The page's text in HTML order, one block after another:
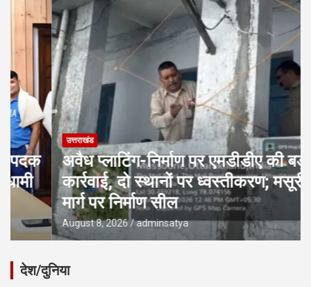
उत्तराखंड
अवैध प्लाटिंग-निर्माण पर एमडीडीए की बड़ी
कार्रवाई, दो स्थानों पर ध्वस्तीकरण; मसूरी
मार्ग पर निर्माण सील
August 8, 2026 adminsatya
देश/दुनिया